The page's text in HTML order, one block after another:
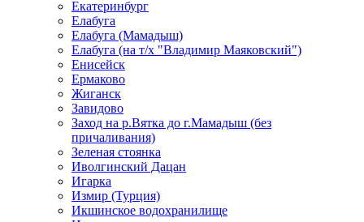
Екатеринбург
Елабуга
Елабуга (Мамадыш)
Елабуга (на т/х "Владимир Маяковский")
Енисейск
Ермаково
Жиганск
Завидово
Заход на р.Вятка до г.Мамадыш (без
причаливания)
Зеленая стоянка
Иволгинский Дацан
Игарка
Измир (Турция)
Икшинское водохранилище